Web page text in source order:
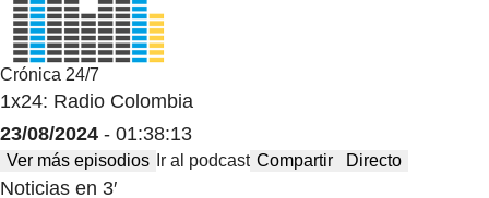
Crónica 24/7
1x24: Radio Colombia
23/08/2024 - 01:38:13
Ver más episodios Ir al podcast Compartir Directo
Noticias en 3′